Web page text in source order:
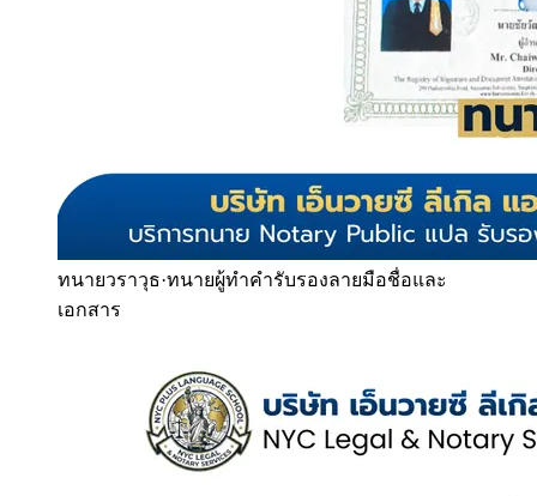
ทนายวราวุธ·ทนายผู้ทำคำรับรองลายมือชื่อและ
เอกสาร